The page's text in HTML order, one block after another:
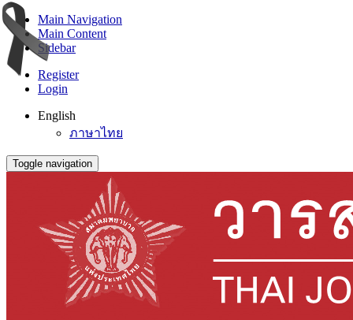
Main Navigation
Main Content
Sidebar
Register
Login
English
ภาษาไทย
Toggle navigation